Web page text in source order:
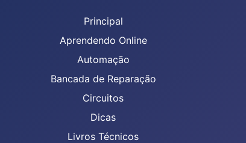
Principal
Aprendendo Online
Automação
Bancada de Reparação
Circuitos
Dicas
Livros Técnicos